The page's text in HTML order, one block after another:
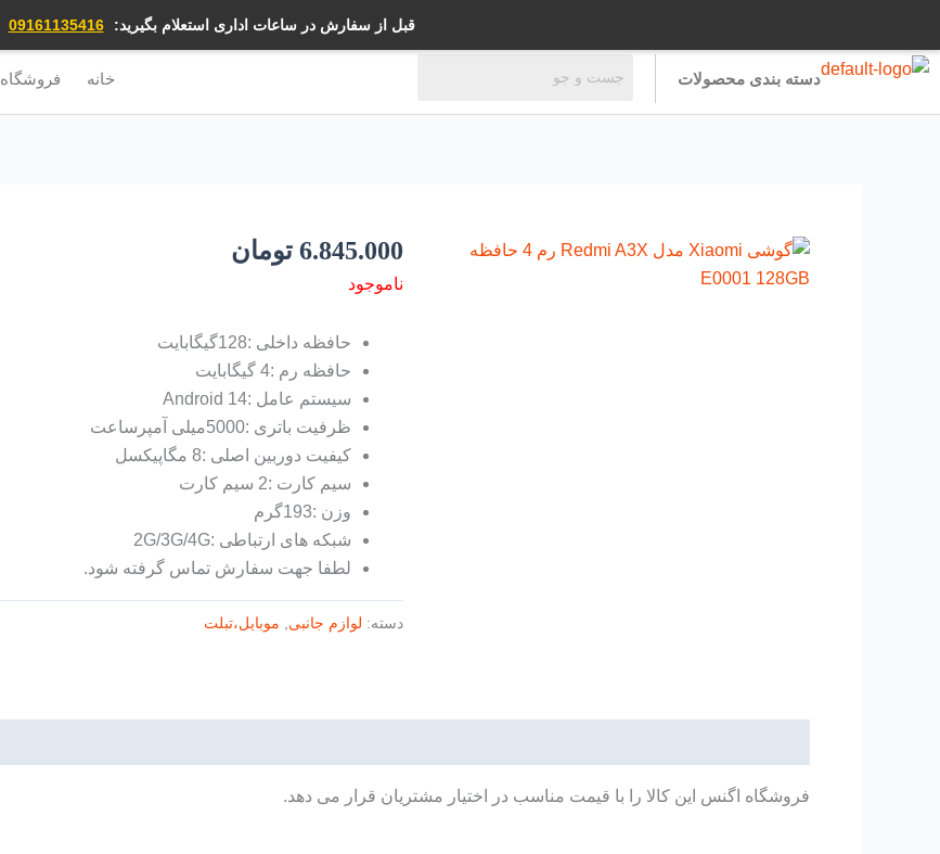
قبل از سفارش در ساعات اداری استعلام بگیرید: 09161135416
محتوا
دسته بندی محصولات خانه فروشگاه
6.845.000 تومان
ناموجود
حافظه داخلی :128گیگابایت
حافظه رم :4 گیگابایت
سیستم عامل :Android 14
ظرفیت باتری :5000میلی آمپرساعت
کیفیت دوربین اصلی :8 مگاپیکسل
سیم کارت :2 سیم کارت
وزن :193گرم
شبکه های ارتباطی :2G/3G/4G
لطفا جهت سفارش تماس گرفته شود.
دسته: لوازم جانبی موبایل،تبلت
فروشگاه اگنس این کالا را با قیمت مناسب در اختیار مشتریان قرار می دهد.